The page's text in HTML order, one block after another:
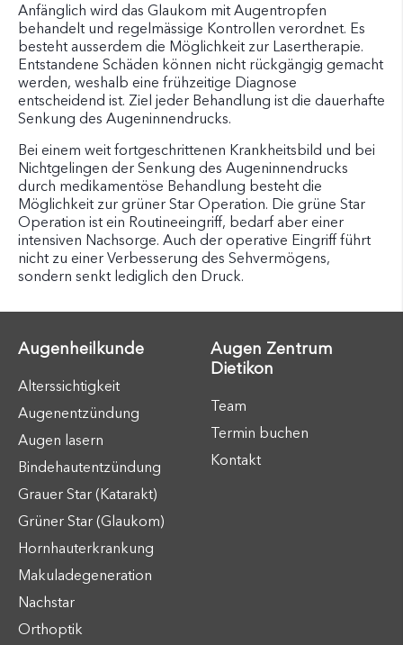
Anfänglich wird das Glaukom mit Augentropfen
behandelt und regelmässige Kontrollen verordnet. Es
besteht ausserdem die Möglichkeit zur Lasertherapie.
Entstandene Schäden können nicht rückgängig gemacht
werden, weshalb eine frühzeitige Diagnose
entscheidend ist. Ziel jeder Behandlung ist die dauerhafte
Senkung des Augeninnendrucks.
Bei einem weit fortgeschrittenen Krankheitsbild und bei
Nichtgelingen der Senkung des Augeninnendrucks
durch medikamentöse Behandlung besteht die
Möglichkeit zur grüner Star Operation. Die grüne Star
Operation ist ein Routineeingriff, bedarf aber einer
intensiven Nachsorge. Auch der operative Eingriff führt
nicht zu einer Verbesserung des Sehvermögens,
sondern senkt lediglich den Druck.
Augenheilkunde
Alterssichtigkeit
Augenentzündung
Augen lasern
Bindehautentzündung
Grauer Star (Katarakt)
Grüner Star (Glaukom)
Hornhauterkrankung
Makuladegeneration
Nachstar
Orthoptik
Augen Zentrum
Dietikon
Team
Termin buchen
Kontakt